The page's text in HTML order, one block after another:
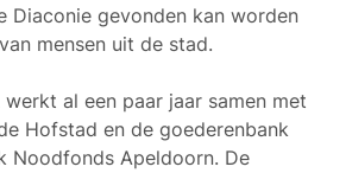
Diaconie gevonden kan worden
mensen uit de stad.
werkt al een paar jaar samen met
Hofstad en de goederenbank
Noodfonds Apeldoorn. De